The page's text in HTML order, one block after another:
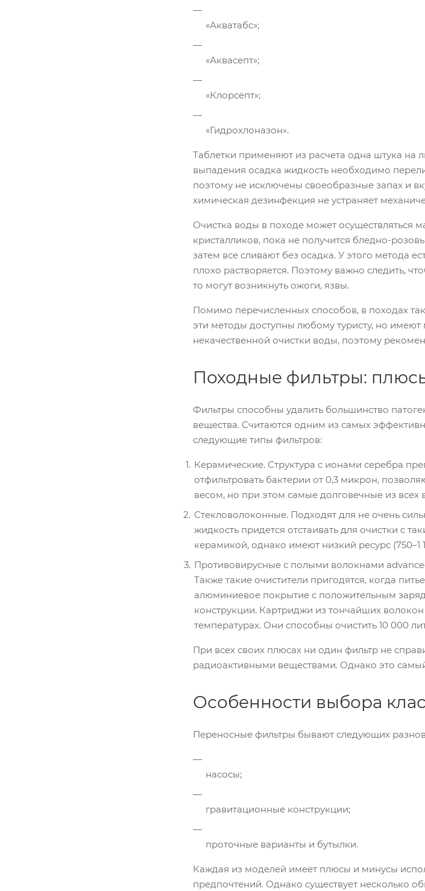
«Акватабс»;
«Аквасепт»;
«Клорсепт»;
«Гидрохлоназон».
Таблетки применяют из расчета одна штука на
выпадения осадка жидкость необходимо
поэтому не исключены своеобразные запах и
химическая дезинфекция не устраняет
Очистка воды в походе может осуществляться
кристалликов, пока не получится бледно-
затем все сливают без осадка. У этого метода
плохо растворяется. Поэтому важно следить,
то могут возникнуть ожоги, язвы.
Помимо перечисленных способов, в походах
эти методы доступны любому туристу, но
некачественной очистки воды, поэтому
Походные фильтры:
Фильтры способны удалить большинство
вещества. Считаются одним из самых
следующие типы фильтров:
Керамические. Структура с ионами серебра
отфильтровать бактерии от 0,3 микрон,
весом, но при этом самые долговечные из всех
Стекловолоконные. Подходят для не очень
жидкость придется отстаивать для очистки с
керамикой, однако имеют низкий ресурс (750–1
Противовирусные с полыми волокнами
Также такие очистители пригодятся, когда
алюминиевое покрытие с положительным
конструкции. Картриджи из тончайших
температурах. Они способны очистить 10 000
При всех своих плюсах ни один фильтр не
радиоактивными веществами. Однако это
Особенности выбора
Переносные фильтры бывают следующих
насосы;
гравитационные конструкции;
проточные варианты и бутылки.
Каждая из моделей имеет плюсы и минусы
предпочтений. Однако существует несколько